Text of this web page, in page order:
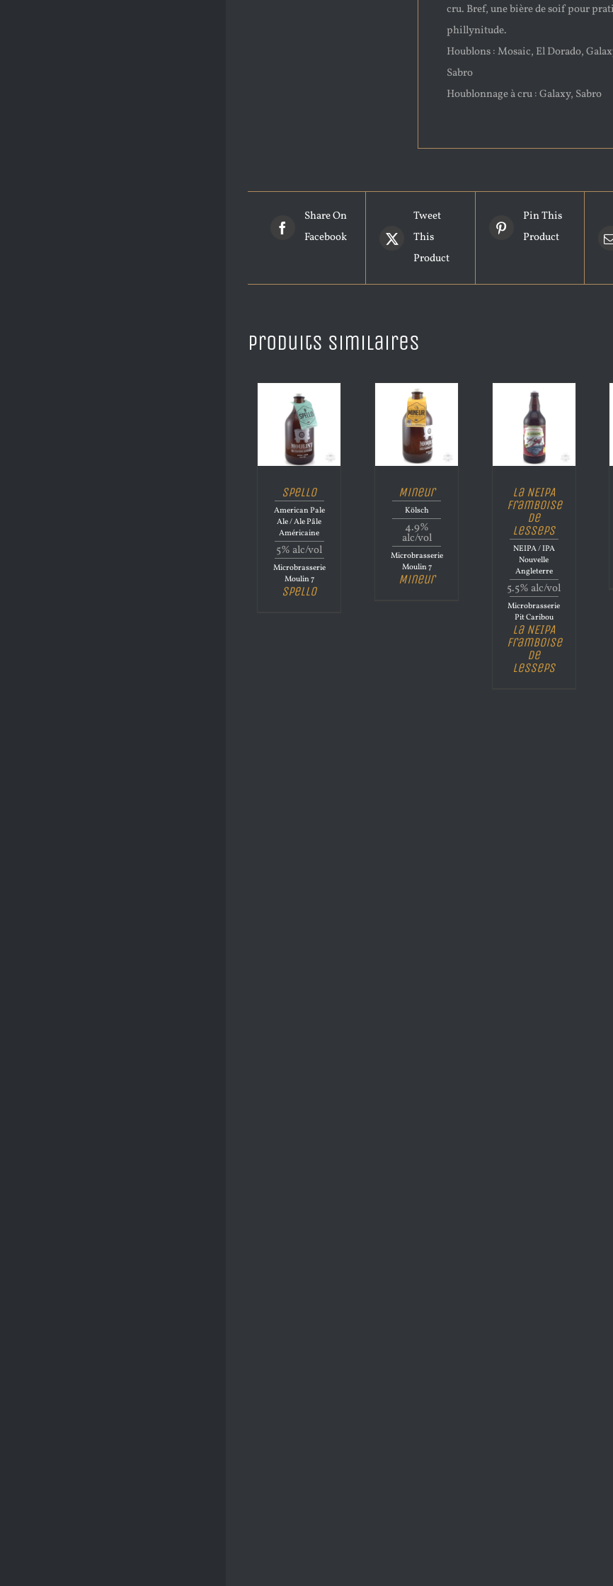
cru. Bref, une bière de soif pour
phillynitude.
Houblons : Mosaic, El Dorado,
Sabro
Houblonnage à cru : Galaxy, Sabro
Share On
Facebook
Tweet
This
Product
Pin This
Product
Produits similaires
Spello
American Pale
Ale / Ale Pâle
Américaine
5% alc/vol
Microbrasserie
Moulin 7
Spello
Mineur
Kölsch
4.9%
alc/vol
Microbrasserie
Moulin 7
Mineur
La NEIPA
Framboise
de
Lesseps
NEIPA / IPA
Nouvelle
Angleterre
5.5% alc/vol
Microbrasserie
Pit Caribou
La NEIPA
Framboise
de
Lesseps